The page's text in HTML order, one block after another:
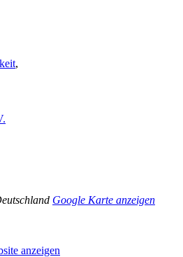
,
Google Karte anzeigen
anzeigen